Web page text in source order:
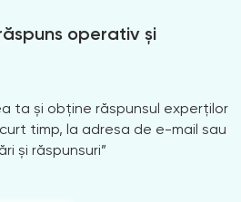
operativ și
ta și obține răspunsul experților
timp, la adresa de e-mail sau
și răspunsuri”